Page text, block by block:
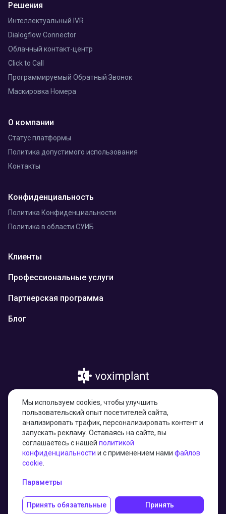
Решения
Интеллектуальный IVR
Dialogflow Connector
Облачный контакт-центр
Click to Call
Программируемый Обратный Звонок
Маскировка Номера
Клиенты
Профессиональные услуги
Партнерская программа
Блог
О компании
Статус платформы
Политика допустимого использования
Контакты
Конфиденциальность
Политика Конфиденциальности
Политика в области СУИБ
Тарас Шевченко, здание 4/1, н.п. 17,
010000
Мы используем cookies, чтобы улучшить
пользовательский опыт посетителей сайта,
анализировать трафик, персонализировать контент и
запускать рекламу. Оставаясь на сайте, вы
соглашаетесь с нашей политикой
конфиденциальности и с применением нами файлов
cookie
Параметры
Принять обязательные Принять